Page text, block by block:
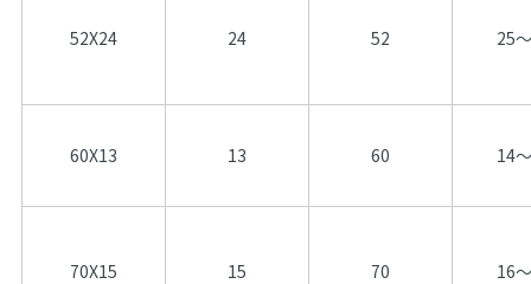
52X24 24 52 25
60X13 13 60 14
70X15 15 70 16